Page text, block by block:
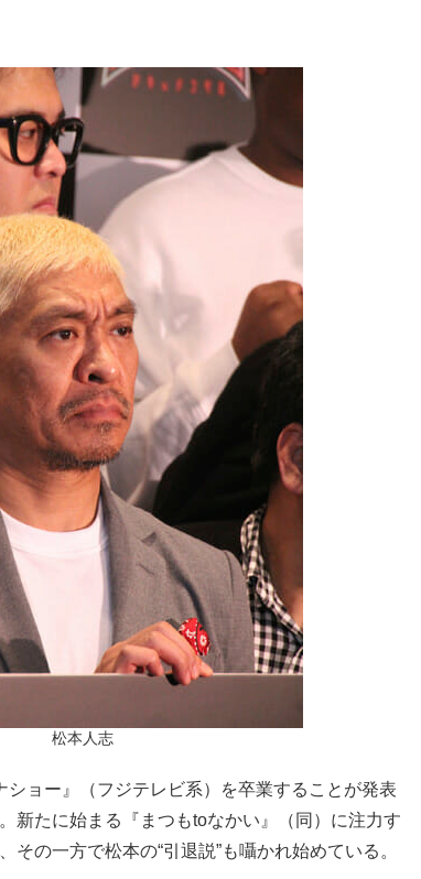
松本人志
ョー』（フジテレビ系）を卒業することが発表
新たに始まる『まつもtoなかい』（同）に注力す
その一方で松本の“引退説”も囁かれ始めている。